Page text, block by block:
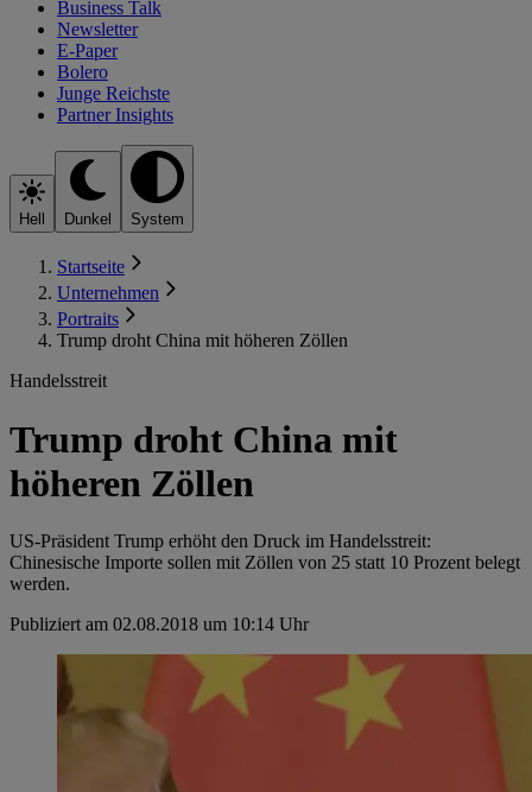
Business Talk
Newsletter
E-Paper
Bolero
Junge Reichste
Partner Insights
Hell Dunkel System
Startseite
Unternehmen
Portraits
Trump droht China mit höheren Zöllen
Handelsstreit
Trump droht China mit
höheren Zöllen
US-Präsident Trump erhöht den Druck im Handelsstreit:
Chinesische Importe sollen mit Zöllen von 25 statt 10 Prozent belegt
werden.
Publiziert am 02.08.2018 um 10:14 Uhr